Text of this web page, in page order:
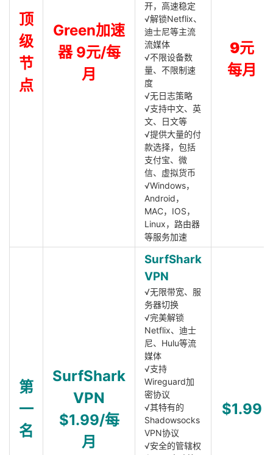
顶
级
节
点
Green加速
器 9元/每
月
开，高速稳定
√解锁Netflix、
迪士尼等主流
流媒体
√不限设备数
量、不限制速
度
√无日志策略
√支持中文、英
文、日文等
√提供大量的付
款选择，包括
支付宝、微
信、虚拟货币
√Windows，
Android，
MAC，IOS，
Linux，路由器
等服务加速
9元
每月
第
一
名
SurfShark
VPN
$1.99/每
月
SurfShark
VPN
√无限带宽、服
务器切换
√完美解锁
Netflix、迪士
尼、Hulu等流
媒体
√支持
Wireguard加
密协议
√其特有的
Shadowsocks
VPN协议
√安全的管辖权
$1.99